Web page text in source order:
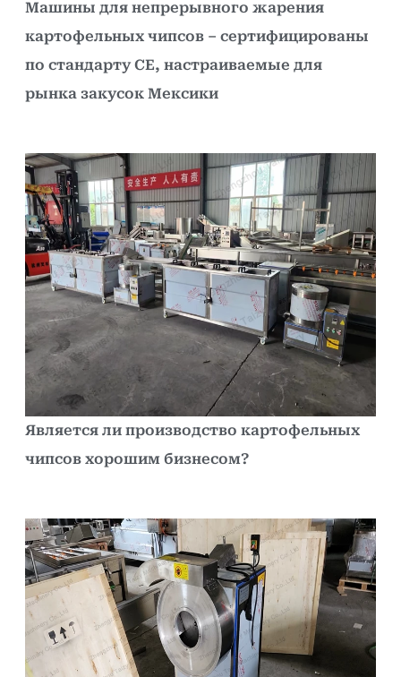
Машины для непрерывного жарения
картофельных чипсов – сертифицированы
по стандарту CE, настраиваемые для
рынка закусок Мексики
Является ли производство картофельных
чипсов хорошим бизнесом?